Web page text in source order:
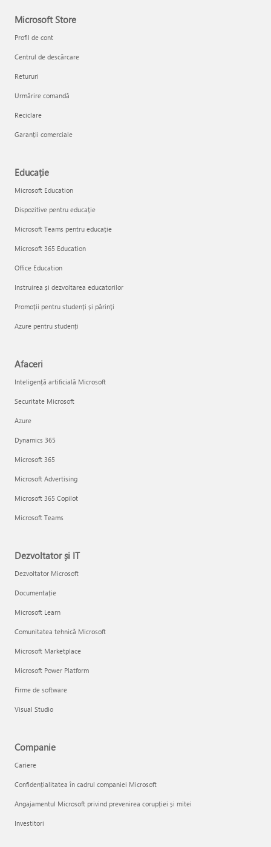
Microsoft Store
Profil de cont
Centrul de descărcare
Retururi
Urmărire comandă
Reciclare
Garanții comerciale
Educație
Microsoft Education
Dispozitive pentru educație
Microsoft Teams pentru educație
Microsoft 365 Education
Office Education
Instruirea și dezvoltarea educatorilor
Promoții pentru studenți și părinți
Azure pentru studenți
Afaceri
Inteligență artificială Microsoft
Securitate Microsoft
Azure
Dynamics 365
Microsoft 365
Microsoft Advertising
Microsoft 365 Copilot
Microsoft Teams
Dezvoltator și IT
Dezvoltator Microsoft
Documentație
Microsoft Learn
Comunitatea tehnică Microsoft
Microsoft Marketplace
Microsoft Power Platform
Firme de software
Visual Studio
Companie
Cariere
Confidențialitatea în cadrul companiei Microsoft
Angajamentul Microsoft privind prevenirea corupției și mitei
Investitori